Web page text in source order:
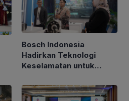
Bosch Indonesia
Hadirkan Teknologi
Keselamatan untuk